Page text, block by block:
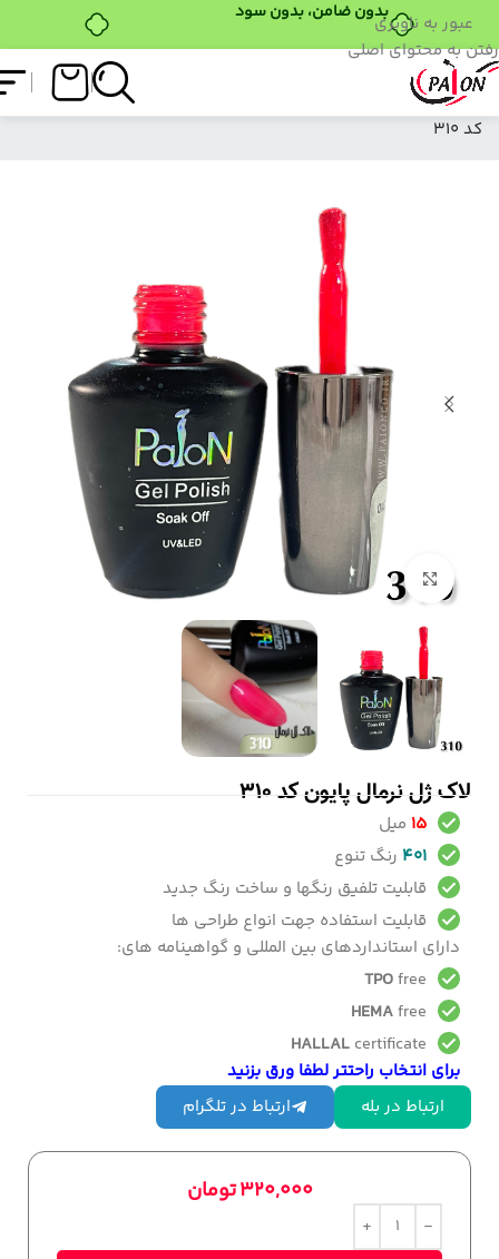
عبور به ناوبری
رفتن به محتوای اصلی
فروشگاه
لاک ژل نرمال پایون
کد 310
بزرگنمایی تصویر
لاک ژل نرمال پایون کد 310
15 میل
401 رنگ تنوع
قابلیت تلفیق رنگها و ساخت رنگ جدید
قابلیت استفاده جهت انواع طراحی ها
دارای استانداردهای بین المللی و گواهینامه های:
TPOfree
HEMAfree
HALLAL certificate
برای انتخاب راحتتر لطفا ورق بزنید
ارتباط در بله
ارتباط در تلگرام
320,000تومان